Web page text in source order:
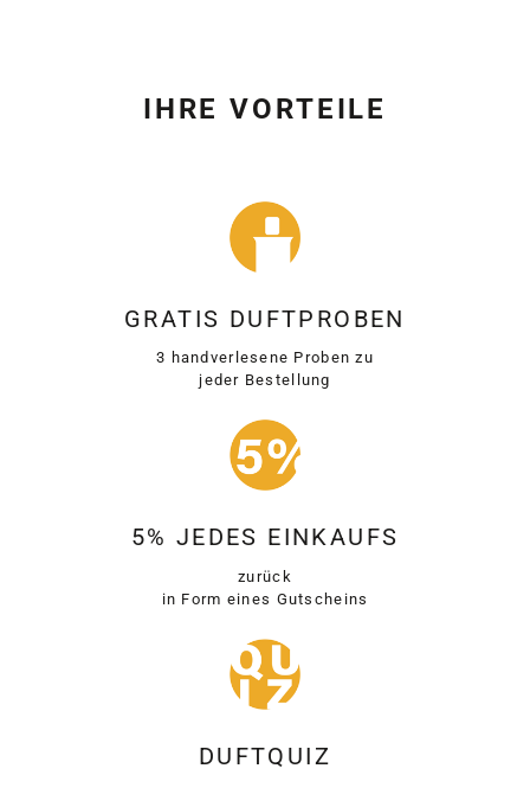
IHRE VORTEILE
GRATIS DUFTPROBEN
3 handverlesene Proben zu
jeder Bestellung
5% JEDES EINKAUFS
zurück
in Form eines Gutscheins
DUFTQUIZ